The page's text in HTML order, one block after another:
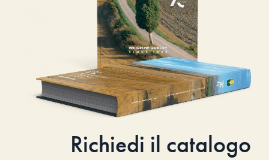
Richiedi il catalogo